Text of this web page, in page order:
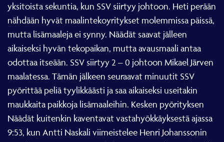
yksitoista sekuntia, kun SSV siirtyy johtoon. Heti perään
nähdään hyvät maalintekoyritykset molemmissa päissä,
mutta lisämaaleja ei synny. Näädät saavat jälleen
aikaiseksi hyvän tekopaikan, mutta avausmaali antaa
odottaa itseään. SSV siirtyy 2 – 0 johtoon Mikael Järven
maalatessa. Tämän jälkeen seuraavat minuutit SSV
pyörittää peliä tyylikkäästi ja saa aikaiseksi useitakin
maukkaita paikkoja lisämaaleihin. Kesken pyörityksen
Näädät kuitenkin kaventavat vastahyökkäyksestä ajassa
9:53, kun Antti Naskali viimeistelee Henri Johanssonin